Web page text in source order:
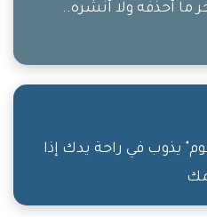
ما أحذفه ولا أنشره..
يذوب في راحة يدك إذا